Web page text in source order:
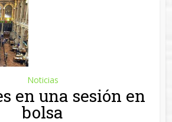
Noticias
EN BOLSA